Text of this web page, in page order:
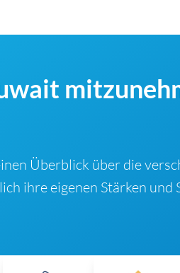
Überblick über die
ihre eigenen Stärken und